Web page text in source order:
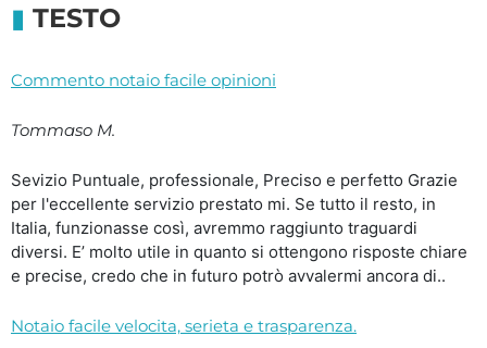
TESTO
Commento notaio facile opinioni
Tommaso M.
Sevizio Puntuale, professionale, Preciso e perfetto Grazie
per l'eccellente servizio prestato mi. Se tutto il resto, in
Italia, funzionasse così, avremmo raggiunto traguardi
diversi. E’ molto utile in quanto si ottengono risposte chiare
e precise, credo che in futuro potrò avvalermi ancora di..
Notaio facile velocita, serieta e trasparenza.